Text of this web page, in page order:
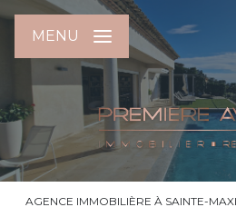
MENU
AGENCE IMMOBILIÈRE À SAINTE-